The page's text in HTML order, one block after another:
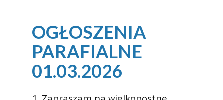
OGŁOSZENIA
PARAFIALNE
01.03.2026